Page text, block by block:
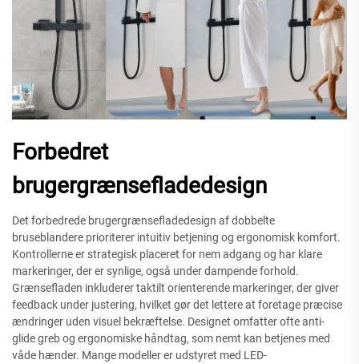
Forbedret
brugergrænsefladedesign
Det forbedrede brugergrænsefladedesign af dobbelte
bruseblandere prioriterer intuitiv betjening og ergonomisk komfort.
Kontrollerne er strategisk placeret for nem adgang og har klare
markeringer, der er synlige, også under dampende forhold.
Grænsefladen inkluderer taktilt orienterende markeringer, der giver
feedback under justering, hvilket gør det lettere at foretage præcise
ændringer uden visuel bekræftelse. Designet omfatter ofte anti-
glide greb og ergonomiske håndtag, som nemt kan betjenes med
våde hænder. Mange modeller er udstyret med LED-